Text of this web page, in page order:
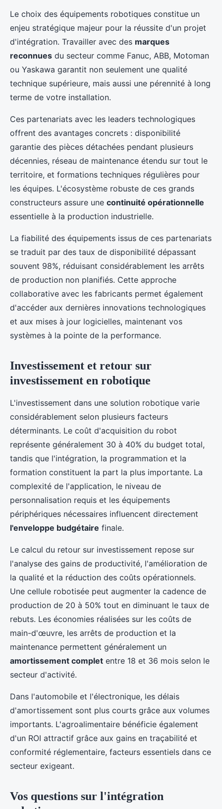
Le choix des équipements robotiques constitue un
enjeu stratégique majeur pour la réussite d'un projet
d'intégration. Travailler avec des marques
reconnues du secteur comme Fanuc, ABB, Motoman
ou Yaskawa garantit non seulement une qualité
technique supérieure, mais aussi une pérennité à long
terme de votre installation.
Ces partenariats avec les leaders technologiques
offrent des avantages concrets : disponibilité
garantie des pièces détachées pendant plusieurs
décennies, réseau de maintenance étendu sur tout le
territoire, et formations techniques régulières pour
les équipes. L'écosystème robuste de ces grands
constructeurs assure une continuité opérationnelle
essentielle à la production industrielle.
La fiabilité des équipements issus de ces partenariats
se traduit par des taux de disponibilité dépassant
souvent 98%, réduisant considérablement les arrêts
de production non planifiés. Cette approche
collaborative avec les fabricants permet également
d'accéder aux dernières innovations technologiques
et aux mises à jour logicielles, maintenant vos
systèmes à la pointe de la performance.
Investissement et retour sur
investissement en robotique
L'investissement dans une solution robotique varie
considérablement selon plusieurs facteurs
déterminants. Le coût d'acquisition du robot
représente généralement 30 à 40% du budget total,
tandis que l'intégration, la programmation et la
formation constituent la part la plus importante. La
complexité de l'application, le niveau de
personnalisation requis et les équipements
périphériques nécessaires influencent directement
l'enveloppe budgétaire finale.
Le calcul du retour sur investissement repose sur
l'analyse des gains de productivité, l'amélioration de
la qualité et la réduction des coûts opérationnels.
Une cellule robotisée peut augmenter la cadence de
production de 20 à 50% tout en diminuant le taux de
rebuts. Les économies réalisées sur les coûts de
main-d'œuvre, les arrêts de production et la
maintenance permettent généralement un
amortissement complet entre 18 et 36 mois selon le
secteur d'activité.
Dans l'automobile et l'électronique, les délais
d'amortissement sont plus courts grâce aux volumes
importants. L'agroalimentaire bénéficie également
d'un ROI attractif grâce aux gains en traçabilité et
conformité réglementaire, facteurs essentiels dans ce
secteur exigeant.
Vos questions sur l'intégration